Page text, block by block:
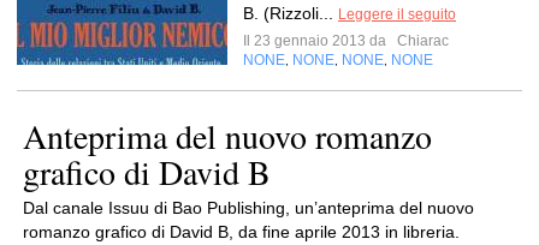
B. (Rizzoli...
Leggere il seguito
Il 23 gennaio 2013 da
Chiarac
NONE NONE NONE NONE
Anteprima del nuovo romanzo
grafico di David B
Dal canale Issuu di Bao Publishing, un’anteprima del nuovo
romanzo grafico di David B, da fine aprile 2013 in libreria.